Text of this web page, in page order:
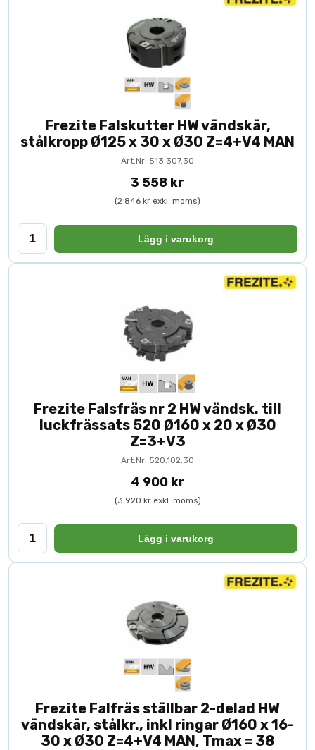
online hos Toolbox och säkerställ
professionell och exakt träbearbetning med vertikalfräs.
Frezite Falskutter HW vändskär,
stålkropp Ø125 x 30 x Ø30 Z=4+V4 MAN
Art.Nr: 513.307.30
3 558 kr
(2 846 kr exkl. moms)
Lägg i varukorg
Frezite Falsfräs nr 2 HW vändsk. till
luckfrässats 520 Ø160 x 20 x Ø30
Z=3+V3
Art.Nr: 520.102.30
4 900 kr
(3 920 kr exkl. moms)
Lägg i varukorg
Frezite Falfräs ställbar 2-delad HW
vändskär, stålkr., inkl ringar Ø160 x 16-
30 x Ø30 Z=4+V4 MAN, Tmax = 38